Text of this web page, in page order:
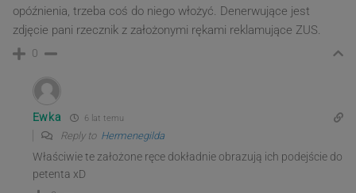
opóźnienia, trzeba coś do niego włożyć. Denerwujące jest
zdjęcie pani rzecznik z założonymi rękami reklamujące ZUS.
0
Ewka 6 lat temu
Reply to Hermenegilda
Właściwie te założone ręce dokładnie obrazują ich podejście do
petenta xD